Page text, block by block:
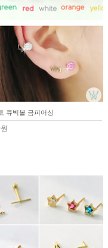
큐빅볼 금피어싱